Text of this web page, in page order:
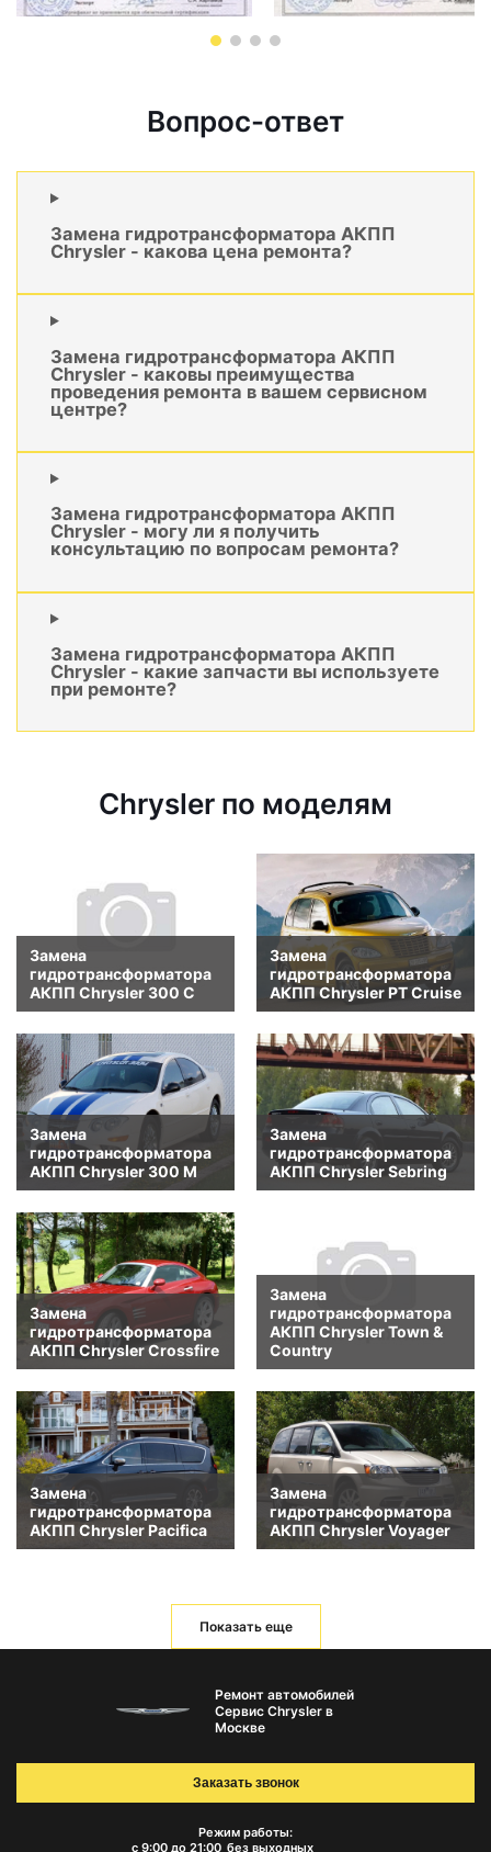
Вопрос-ответ
Замена гидротрансформатора АКПП
Chrysler - какова цена ремонта?
Замена гидротрансформатора АКПП
Chrysler - каковы преимущества
проведения ремонта в вашем сервисном
центре?
Замена гидротрансформатора АКПП
Chrysler - могу ли я получить
консультацию по вопросам ремонта?
Замена гидротрансформатора АКПП
Chrysler - какие запчасти вы используете
при ремонте?
Chrysler по моделям
Замена
гидротрансформатора
АКПП Chrysler 300 C
Замена
гидротрансформатора
АКПП Chrysler PT Cruise
Замена
гидротрансформатора
АКПП Chrysler 300 M
Замена
гидротрансформатора
АКПП Chrysler Sebring
Замена
гидротрансформатора
АКПП Chrysler Crossfire
Замена
гидротрансформатора
АКПП Chrysler Town &
Country
Замена
гидротрансформатора
АКПП Chrysler Pacifica
Замена
гидротрансформатора
АКПП Chrysler Voyager
Показать еще
Ремонт автомобилей
Сервис Chrysler в
Москве
Режим работы:
с 9:00 до 21:00 без выходных
Заказать звонок